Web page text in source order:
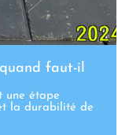
faut-il
une étape
la durabilité de